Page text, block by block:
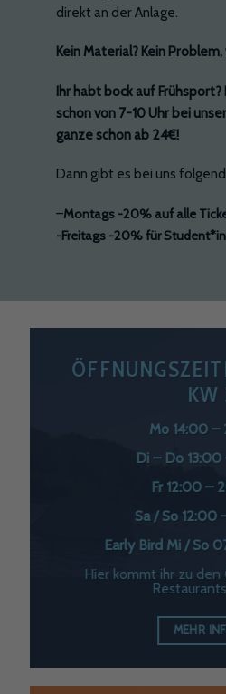
direkt an der Anlage.
Kein Material? Kein
Ihr habt bock auf
schon von 7-10 Uhr bei
ganze schon ab 24€!
Dann gibt es bei uns
–Montags -20% auf alle
-Freitags -20% für
KW
Mo 14:00 –
Di – Do
Fr 12:00 –
Sa / So 12:00
Early Bird Mi / So
Hier kommt ihr zu
MEHR